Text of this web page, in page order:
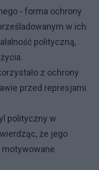
- forma ochrony
w ich
polityczną,
z ochrony
przed represjami
polityczny w
że jego
motywowane